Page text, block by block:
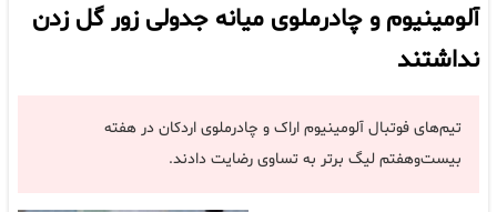
آلومینیوم و چادرملوی میانه جدولی زور گل زدن
نداشتند
تیم‌های فوتبال آلومینیوم اراک و چادرملوی اردکان در هفته
بیست‌وهفتم لیگ برتر به تساوی رضایت دادند.